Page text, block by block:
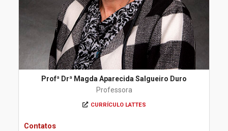
Profª Drª Magda Aparecida Salgueiro Duro
Professora
CURRÍCULO LATTES
Contatos